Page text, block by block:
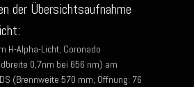
der Übersichtsaufnahme
H-Alpha-Licht; Coronado
0,7nm bei 656 nm) am
(Brennweite 570 mm, Öffnung: 76